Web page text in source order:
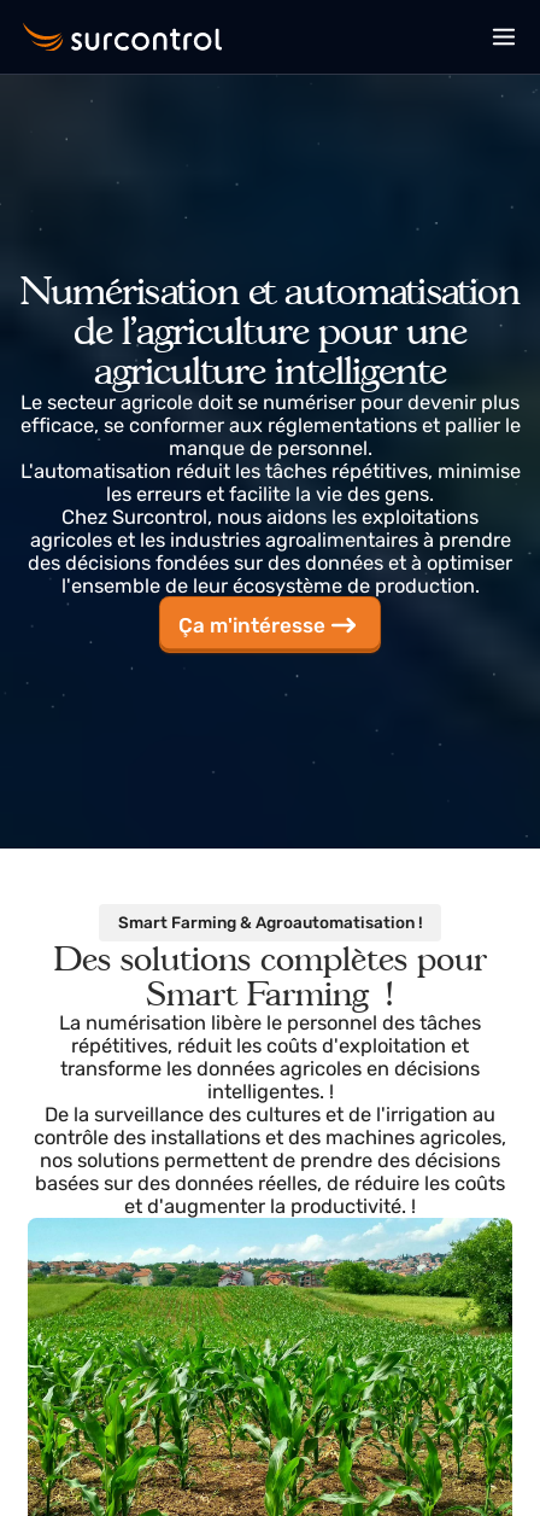
Numérisation et
de l'agriculture pour une
agriculture intelligente
Le secteur agricole doit se numériser pour devenir
efficace, se conformer aux réglementations et pallier
manque de personnel.
L'automatisation réduit les tâches répétitives,
les erreurs et facilite la vie des gens.
Chez Surcontrol, nous aidons les exploitations
agricoles et les industries agroalimentaires à
des décisions fondées sur des données et à
l'ensemble de leur écosystème de production.
Smart Farming & Agroautomatisation !
Des solutions complètes pour
Smart Farming !
La numérisation libère le personnel des tâches
répétitives, réduit les coûts d'exploitation et
transforme les données agricoles en décisions
intelligentes. !
De la surveillance des cultures et de l'irrigation au
contrôle des installations et des machines agricoles,
nos solutions permettent de prendre des décisions
basées sur des données réelles, de réduire les coûts
et d'augmenter la productivité. !